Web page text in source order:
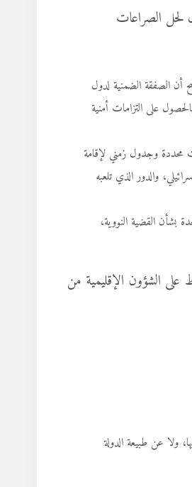
لحل الصراعات
أن الصفقة الضمنية لدول
على التزامات أمنية
محددة وجدول زمني لإقامة
والدور الذي تلعبه
بشأن القضية النووية،
الشؤون الإقليمية من
ولا عن طبيعة الدولة